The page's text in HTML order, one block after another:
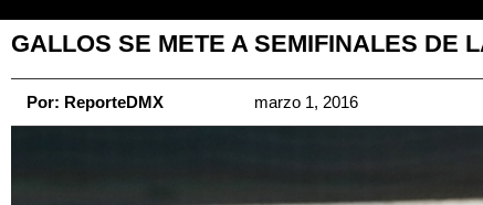
GALLOS SE METE A SEMIFINALES DE
Por: ReporteDMX marzo 1, 2016